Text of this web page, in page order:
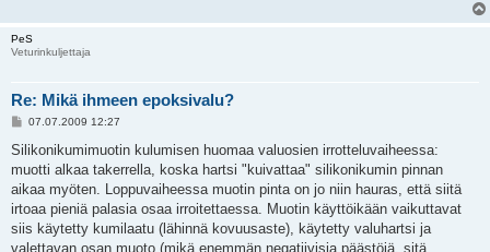
PeS
Veturinkuljettaja
Re: Mikä ihmeen epoksivalu?
V
e
t
i
07.07.2009 12:27
Silikonikumimuotin kulumisen huomaa valuosien irrotteluvaiheessa:
muotti alkaa takerrella, koska hartsi "kuivattaa" silikonikumin pinnan
aikaa myöten. Loppuvaiheessa muotin pinta on jo niin hauras, että siitä
irtoaa pieniä palasia osaa irroitettaessa. Muotin käyttöikään vaikuttavat
siis käytetty kumilaatu (lähinnä kovuusaste), käytetty valuhartsi ja
valettavan osan muoto (mikä enemmän negatiivisia päästöjä, sitä